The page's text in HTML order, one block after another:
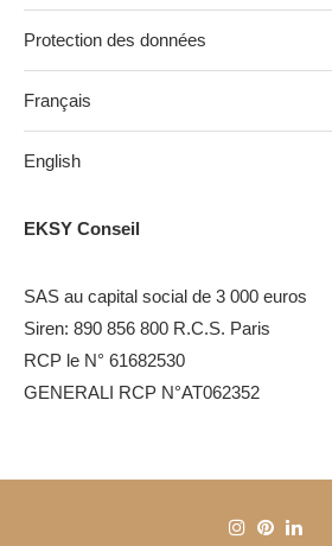
Protection des données
Français
English
EKSY Conseil
SAS au capital social de 3 000 euros
Siren: 890 856 800 R.C.S. Paris
RCP le N° 61682530
GENERALI RCP N°AT062352